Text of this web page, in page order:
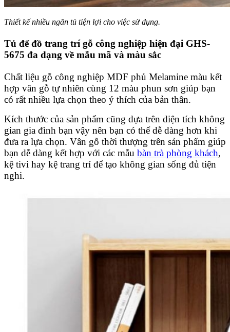
Thiết kế nhiều ngăn tủ tiện lợi cho việc sử dụng.
Tủ để đồ trang trí gỗ công nghiệp hiện đại GHS-
5675 đa dạng về mẫu mã và màu sắc
Chất liệu gỗ công nghiệp MDF phủ Melamine màu kết
hợp vân gỗ tự nhiên cùng 12 màu phun sơn giúp bạn
có rất nhiều lựa chọn theo ý thích của bản thân.
Kích thước của sản phẩm cũng dựa trên diện tích không
gian gia đình bạn vậy nên bạn có thể dễ dàng hơn khi
đưa ra lựa chọn. Vân gỗ thời thượng trên sản phẩm giúp
bạn dễ dàng kết hợp với các mẫu bàn trà phòng khách,
kệ tivi hay kệ trang trí để tạo không gian sống đủ tiện
nghi.